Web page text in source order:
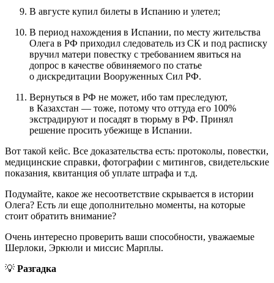
В августе купил билеты в Испанию и улетел;
В период нахождения в Испании, по месту жительства
Олега в РФ приходил следователь из СК и под расписку
вручил матери повестку с требованием явиться на
допрос в качестве обвиняемого по статье
о дискредитации Вооруженных Сил РФ.
Вернуться в РФ не может, ибо там преследуют,
в Казахстан — тоже, потому что оттуда его 100%
экстрадируют и посадят в тюрьму в РФ. Принял
решение просить убежище в Испании.
Вот такой кейс. Все доказательства есть: протоколы, повестки,
медицинские справки, фотографии с митингов, свидетельские
показания, квитанция об уплате штрафа и т.д.
Подумайте, какое же несоответствие скрывается в истории
Олега? Есть ли еще дополнительно моменты, на которые
стоит обратить внимание?
Очень интересно проверить ваши способности, уважаемые
Шерлоки, Эркюли и миссис Марплы.
💡 Разгадка